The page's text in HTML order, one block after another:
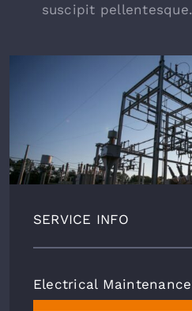
suscipit pellentesque.
SERVICE INFO
Electrical Maintenance